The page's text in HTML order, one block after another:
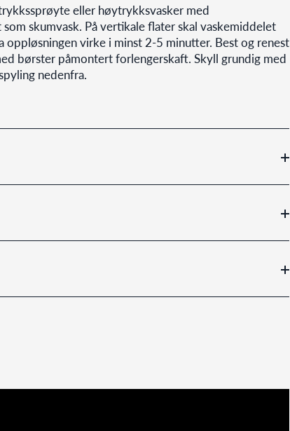
eller høytrykksvasker med
skumvask. På vertikale flater skal vaskemiddelet
oppløsningen virke i minst 2-5 minutter. Best og renest
børster påmontert forlengerskaft. Skyll grundig med
nedenfra.